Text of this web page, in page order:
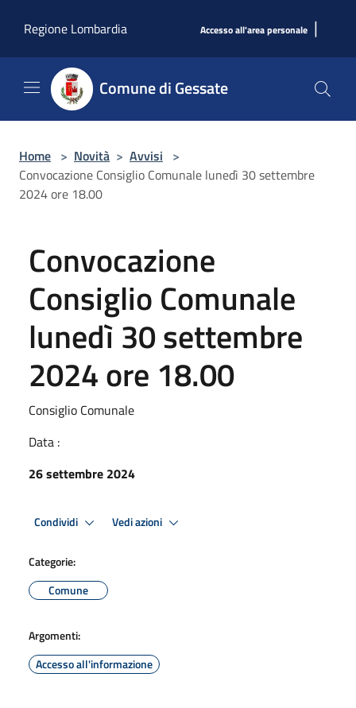
Regione Lombardia
Accesso all'area personale |
Comune di Gessate
Home > Novità > Avvisi >
Convocazione Consiglio Comunale lunedì 30 settembre
2024 ore 18.00
Convocazione
Consiglio Comunale
lunedì 30 settembre
2024 ore 18.00
Consiglio Comunale
Data :
26 settembre 2024
Condividi Vedi azioni
Categorie:
Comune
Argomenti:
Accesso all'informazione